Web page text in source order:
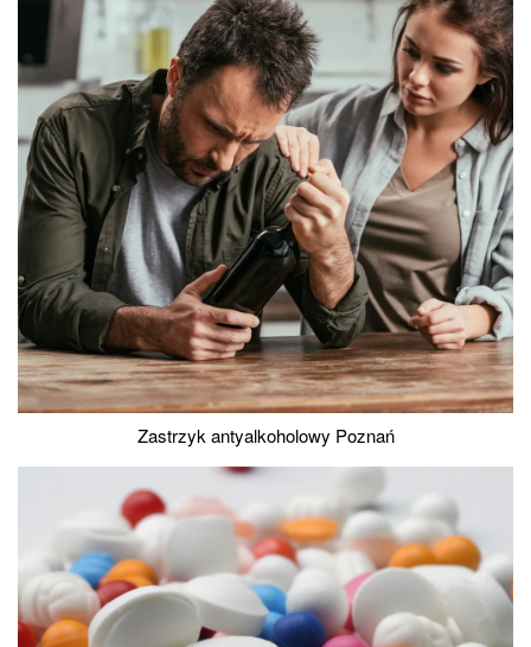
Zastrzyk antyalkoholowy Poznań